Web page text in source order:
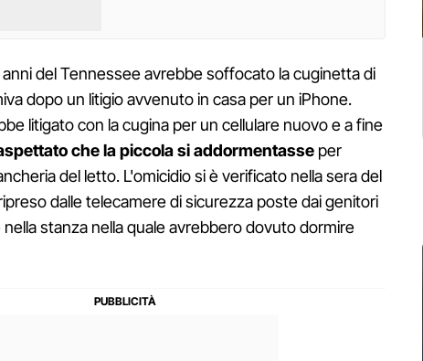
anni del Tennessee avrebbe soffocato la cuginetta di
dopo un litigio avvenuto in casa per un iPhone.
litigato con la cugina per un cellulare nuovo e a fine
che la piccola si addormentasse per
del letto. L'omicidio si è verificato nella sera del
dalle telecamere di sicurezza poste dai genitori
stanza nella quale avrebbero dovuto dormire